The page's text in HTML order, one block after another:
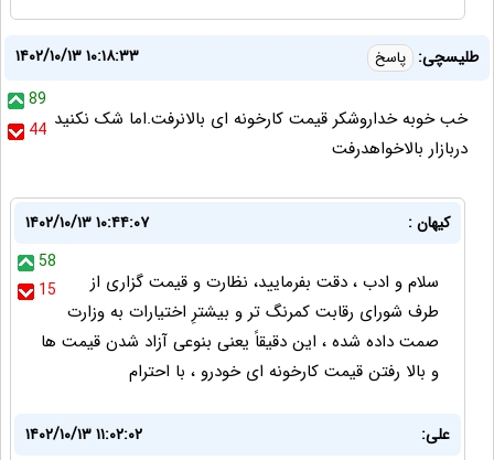
طلیسچی: پاسخ
۱۴۰۲/۱۰/۱۳ ۱۰:۱۸:۳۳
89
44 خب خوبه خداروشکر قیمت کارخونه ای بالانرفت.اما شک نکنید
دربازار بالاخواهدرفت
کیهان :
۱۴۰۲/۱۰/۱۳ ۱۰:۴۴:۰۷
58
15
سلام و ادب ، دقت بفرمایید، نظارت و قیمت گزاری از
طرف شورای رقابت کمرنگ تر و بیشترِ اختیارات به وزارت
صمت داده شده ، این دقیقاً یعنی بنوعی آزاد شدن قیمت ها
و بالا رفتن قیمت کارخونه ای خودرو ، با احترام
علی:
۱۴۰۲/۱۰/۱۳ ۱۱:۰۲:۰۲